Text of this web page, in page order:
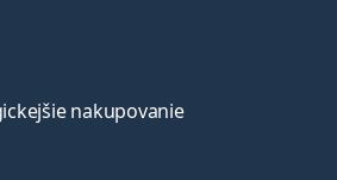
nakupovanie